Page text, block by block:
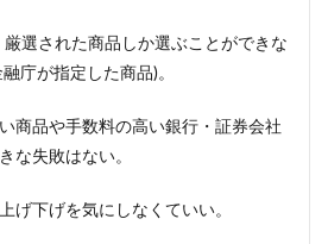
厳選された商品しか選ぶことができな
庁が指定した商品)。
商品や手数料の高い銀行・証券会社
な失敗はない。
げ下げを気にしなくていい。